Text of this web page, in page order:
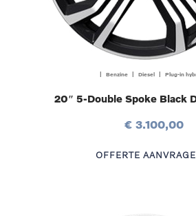
| Benzine | Diesel | Plug-in
20″ 5-Double Spoke Black
€ 3.100,00
OFFERTE